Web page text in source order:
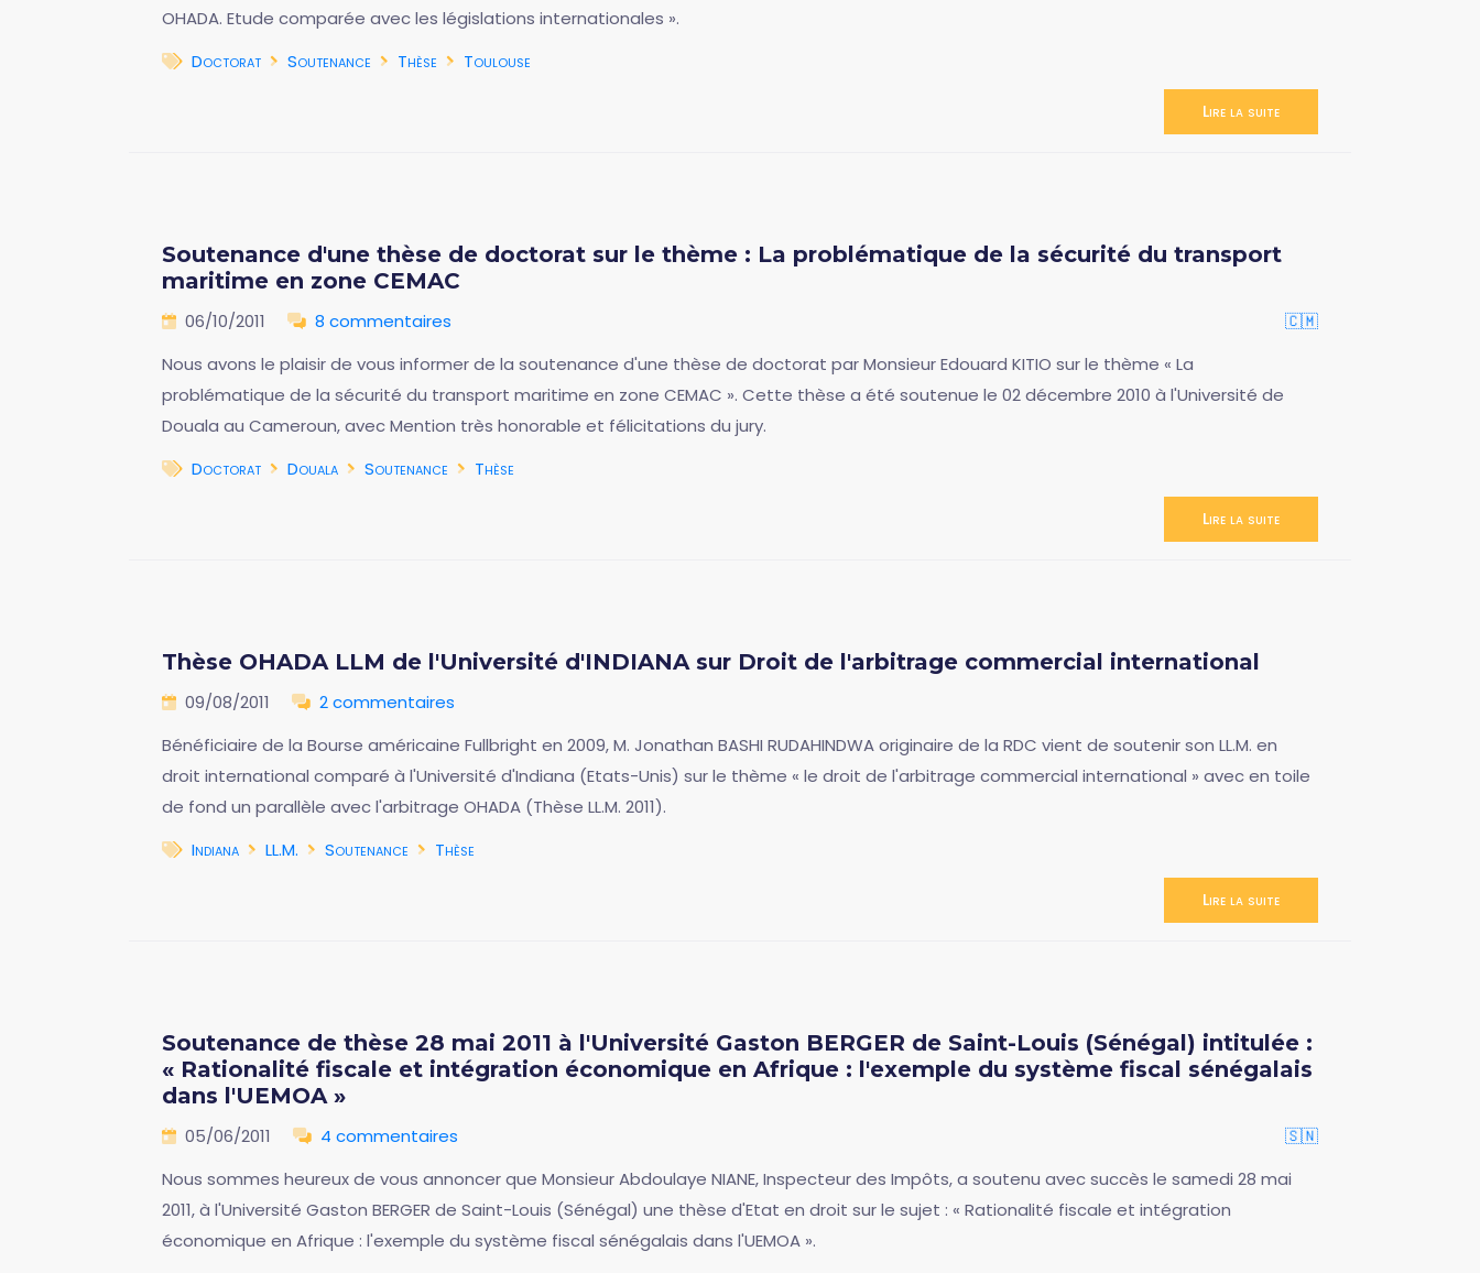
OHADA. Etude comparée avec les législations internationales ».
Doctorat
Soutenance Thèse Toulouse
Lire la suite
Soutenance d'une thèse de doctorat sur le thème : La problématique de la sécurité du transport
maritime en zone CEMAC
06/10/2011 8 commentaires
🇨🇲
Nous avons le plaisir de vous informer de la soutenance d'une thèse de doctorat par Monsieur Edouard KITIO sur le thème « La
problématique de la sécurité du transport maritime en zone CEMAC ». Cette thèse a été soutenue le 02 décembre 2010 à l'Université de
Douala au Cameroun, avec Mention très honorable et félicitations du jury.
Doctorat
Douala Soutenance Thèse
Lire la suite
Thèse OHADA LLM de l'Université d'INDIANA sur Droit de l'arbitrage commercial international
09/08/2011
2 commentaires
Bénéficiaire de la Bourse américaine Fullbright en 2009, M. Jonathan BASHI RUDAHINDWA originaire de la RDC vient de soutenir son LL.M. en
droit international comparé à l'Université d'Indiana (Etats-Unis) sur le thème « le droit de l'arbitrage commercial international » avec en toile
de fond un parallèle avec l'arbitrage OHADA (Thèse LL.M. 2011).
Indiana
LL.M. Soutenance Thèse
Lire la suite
Soutenance de thèse 28 mai 2011 à l'Université Gaston BERGER de Saint-Louis (Sénégal) intitulée :
« Rationalité fiscale et intégration économique en Afrique : l'exemple du système fiscal sénégalais
dans l'UEMOA »
05/06/2011 4 commentaires
🇸🇳
Nous sommes heureux de vous annoncer que Monsieur Abdoulaye NIANE, Inspecteur des Impôts, a soutenu avec succès le samedi 28 mai
2011, à l'Université Gaston BERGER de Saint-Louis (Sénégal) une thèse d'Etat en droit sur le sujet : « Rationalité fiscale et intégration
économique en Afrique : l'exemple du système fiscal sénégalais dans l'UEMOA ».